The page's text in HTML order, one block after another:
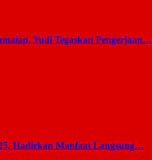
Yudi Tegaskan Pengerjaan…
Hadirkan Manfaat Langsung…